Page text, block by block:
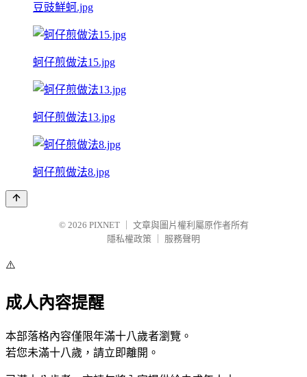
豆豉鮮蚵.jpg
蚵仔煎做法15.jpg
蚵仔煎做法13.jpg
蚵仔煎做法8.jpg
© 2026 PIXNET
文章與圖片權利屬原作者所有
隱私權政策
服務聲明
⚠️
成人內容提醒
本部落格內容僅限年滿十八歲者瀏覽。
若您未滿十八歲，請立即離開。